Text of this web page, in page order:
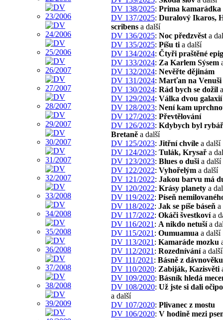
DV 138/2025: Prima kamarádka
DV 137/2025: Duralový Ikaros,
scribens a další
DV 136/2025: Noc předzvěst a
DV 135/2025: Píšu ti a další
DV 134/2024: Čtyři praštěné
DV 133/2024: Za Karlem Sýsem
DV 132/2024: Nevěřte dějinám
DV 131/2024: Marťan na Venuši
DV 130/2024: Rád bych se dožil
DV 129/2024: Válka dvou galaxií
DV 128/2023: Není kam
DV 127/2023: Převtělování
DV 126/2023: Kdybych byl
Bretaně a další
DV 125/2023: Jitřní chvíle a další
DV 124/2023: Tulák, Krysař a
DV 123/2023: Blues o duši a další
DV 122/2022: Vyhořelým a další
DV 121/2022: Jakou barvu má
DV 120/2022: Krásy planety a
DV 119/2022: Píseň
DV 118/2022: Jak se píše báseň a
DV 117/2022: Okáči švestkovía
DV 116/2021 : A nikdo netušía
DV 115/2021 : Oumuamua a další
DV 113/2021 : Kamaráde mozku
DV 112/2021 : Rozednívánía další
DV 111/2021 : Básně z dávnověku
DV 110/2020: Zabiják, Kazisvěti
DV 109/2020: Básník hledá
DV 108/2020: Už jste si dali
a další
DV 107/2020: Plivanec z mostu
DV 106/2020: V hodině mezi